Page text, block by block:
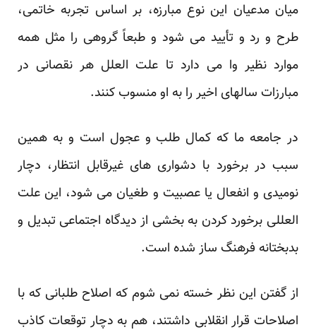
میان مدعیان این نوع مبارزه، بر اساس تجربه خاتمی،
طرح و رد و تأیید می شود و طبعاً گروهی را مثل همه
موارد نظیر وا می دارد تا علت العلل هر نقصانی در
مبارزات سالهای اخیر را به او منسوب کنند.
در جامعه ما که کمال طلب و عجول است و به همین
سبب در برخورد با دشواری های غیرقابل انتظار، دچار
نومیدی و انفعال یا عصبیت و طغیان می شود، این علت
العللی برخورد کردن به بخشی از دیدگاه اجتماعی تبدیل و
بدبختانه فرهنگ ساز شده است.
از گفتن این نظر خسته نمی شوم که اصلاح طلبانی که با
اصلاحات قرار انقلابی داشتند، هم به دچار توقعات کاذب